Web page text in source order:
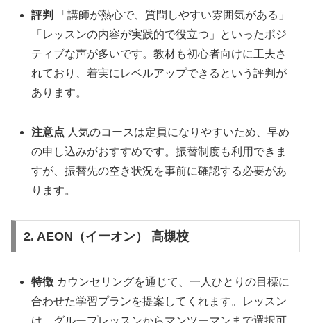
評判
「講師が熱心で、質問しやすい雰囲気がある」
「レッスンの内容が実践的で役立つ」といったポジ
ティブな声が多いです。教材も初心者向けに工夫さ
れており、着実にレベルアップできるという評判が
あります。
注意点 人気のコースは定員になりやすいため、早め
の申し込みがおすすめです。振替制度も利用できま
すが、振替先の空き状況を事前に確認する必要があ
ります。
2. AEON（イーオン） 高槻校
特徴 カウンセリングを通じて、一人ひとりの目標に
合わせた学習プランを提案してくれます。レッスン
は、グループレッスンからマンツーマンまで選択可